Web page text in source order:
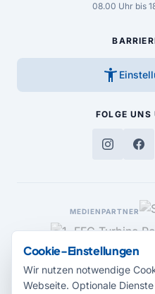
08.00 Uhr bis
accessibility_new
FOLGE UNS
MEDIENPARTNER
Cookie-Einstellungen
Wir nutzen notwendige
Webseite. Optionale